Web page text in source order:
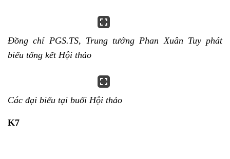
Đồng chí PGS.TS, Trung tướng Phan Xuân Tuy phát
biểu tổng kết Hội thảo
Các đại biểu tại buổi Hội thảo
K7